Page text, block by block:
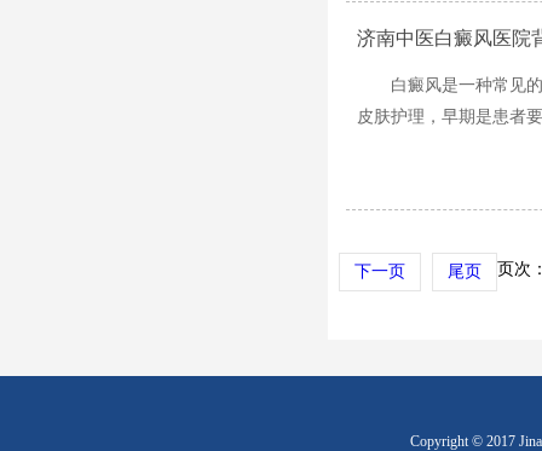
济南中医白癜风医院
白癜风是一种常见
皮肤护理，早期是患者
页次
下一页 尾页
Copyright © 2017